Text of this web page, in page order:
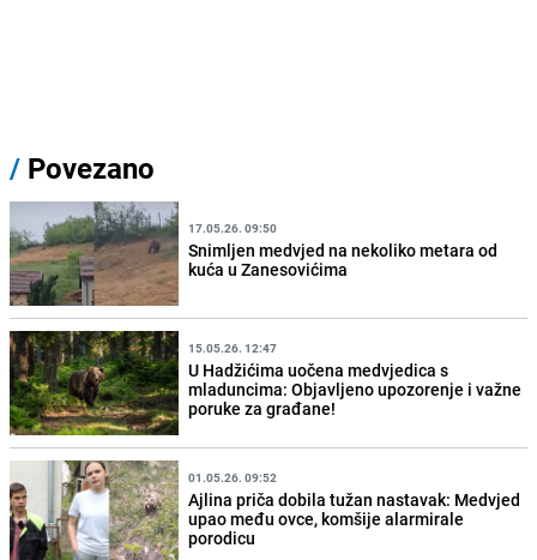
/ Povezano
17.05.26. 09:50
Snimljen medvjed na nekoliko metara od
kuća u Zanesovićima
15.05.26. 12:47
U Hadžićima uočena medvjedica s
mladuncima: Objavljeno upozorenje i važne
poruke za građane!
01.05.26. 09:52
Ajlina priča dobila tužan nastavak: Medvjed
upao među ovce, komšije alarmirale
porodicu